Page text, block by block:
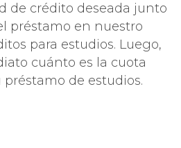
de crédito deseada junto
préstamo en nuestro
para estudios. Luego,
cuánto es la cuota
de estudios.